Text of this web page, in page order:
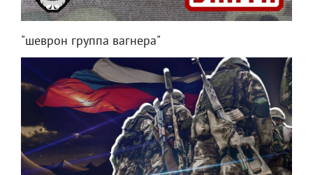
"шеврон группа вагнера"